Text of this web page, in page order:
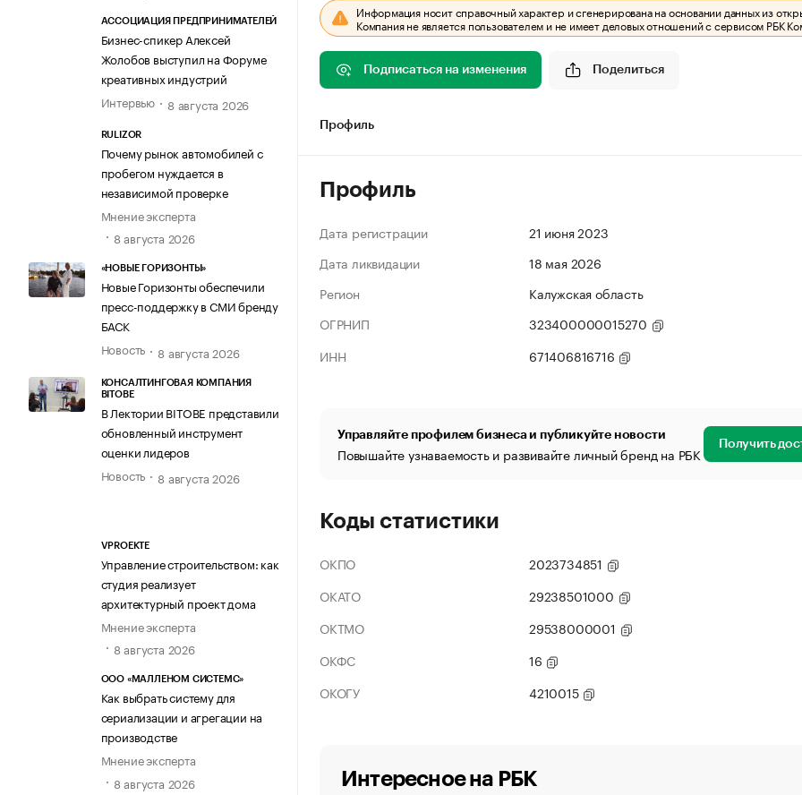
АССОЦИАЦИЯ ПРЕДПРИНИМАТЕЛЕЙ
Бизнес-спикер Алексей
Жолобов выступил на Форуме
креативных индустрий
Интервью
8 августа 2026
RULIZOR
Почему рынок автомобилей с
пробегом нуждается в
независимой проверке
Мнение эксперта
8 августа 2026
«НОВЫЕ ГОРИЗОНТЫ»
Новые Горизонты обеспечили
пресс-поддержку в СМИ бренду
БАСК
Новость
8 августа 2026
КОНСАЛТИНГОВАЯ КОМПАНИЯ
BITOBE
В Лектории BITOBE представили
обновленный инструмент
оценки лидеров
Новость
8 августа 2026
VPROEKTE
Управление строительством: как
студия реализует
архитектурный проект дома
Мнение эксперта
8 августа 2026
ООО «МАЛЛЕНОМ СИСТЕМС»
Как выбрать систему для
сериализации и агрегации на
производстве
Мнение эксперта
8 августа 2026
Информация носит справочный характер и сгенерирована на основании данных из
Компания не является пользователем и не имеет деловых отношений с сервисом РБК
Подписаться на изменения Поделиться
Профиль
Профиль
Дата регистрации
21 июня 2023
Дата ликвидации
18 мая 2026
Регион
Калужская область
ОГРНИП
323400000015270
ИНН
671406816716
Управляйте профилем бизнеса и публикуйте новости
Повышайте узнаваемость и развивайте личный бренд на РБК Получить
Коды статистики
ОКПО
2023734851
ОКАТО
29238501000
ОКТМО
29538000001
ОКФС
16
ОКОГУ
4210015
Интересное на РБК